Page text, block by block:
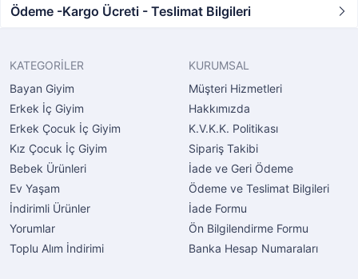
Ödeme -Kargo Ücreti - Teslimat Bilgileri
KATEGORİLER
Bayan Giyim
Erkek İç Giyim
Erkek Çocuk İç Giyim
Kız Çocuk İç Giyim
Bebek Ürünleri
Ev Yaşam
İndirimli Ürünler
Yorumlar
Toplu Alım İndirimi
KURUMSAL
Müşteri Hizmetleri
Hakkımızda
K.V.K.K. Politikası
Sipariş Takibi
İade ve Geri Ödeme
Ödeme ve Teslimat Bilgileri
İade Formu
Ön Bilgilendirme Formu
Banka Hesap Numaraları